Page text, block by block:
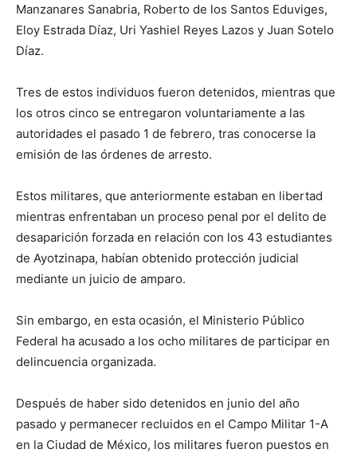
Manzanares Sanabria, Roberto de los Santos Eduviges,
Eloy Estrada Díaz, Uri Yashiel Reyes Lazos y Juan Sotelo
Díaz.
Tres de estos individuos fueron detenidos, mientras que
los otros cinco se entregaron voluntariamente a las
autoridades el pasado 1 de febrero, tras conocerse la
emisión de las órdenes de arresto.
Estos militares, que anteriormente estaban en libertad
mientras enfrentaban un proceso penal por el delito de
desaparición forzada en relación con los 43 estudiantes
de Ayotzinapa, habían obtenido protección judicial
mediante un juicio de amparo.
Sin embargo, en esta ocasión, el Ministerio Público
Federal ha acusado a los ocho militares de participar en
delincuencia organizada.
Después de haber sido detenidos en junio del año
pasado y permanecer recluidos en el Campo Militar 1-A
en la Ciudad de México, los militares fueron puestos en